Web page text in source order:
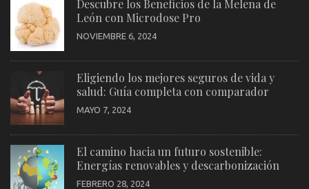
Descubre los Beneficios de la Melena de
León con Microdose Pro
NOVIEMBRE 6, 2024
Eligiendo los mejores seguros de vida y
salud: Guía completa con comparador
MAYO 7, 2024
El camino hacia un futuro sostenible:
Energías renovables y descarbonización
FEBRERO 28, 2024